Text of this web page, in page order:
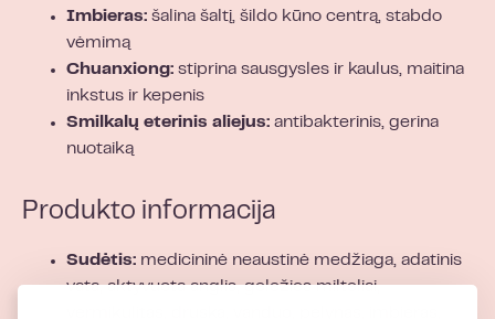
Imbieras: šalina šaltį, šildo kūno centrą, stabdo
vėmimą
Chuanxiong: stiprina sausgysles ir kaulus, maitina
inkstus ir kepenis
Smilkalų eterinis aliejus: antibakterinis, gerina
nuotaiką
Produkto informacija
Sudėtis: medicininė neaustinė medžiaga, adatinis
vata, aktyvuota anglis, geležies milteliai,